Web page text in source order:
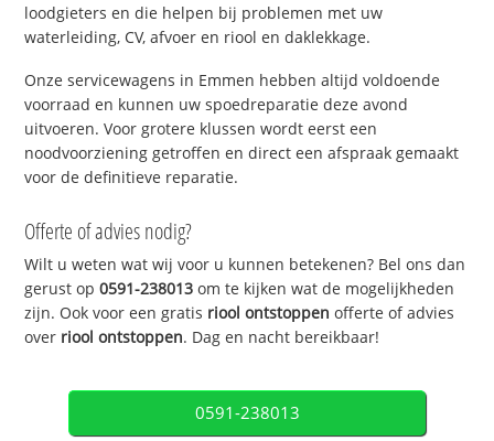
loodgieters en die helpen bij problemen met uw
waterleiding, CV, afvoer en riool en daklekkage.
Onze servicewagens in Emmen hebben altijd voldoende
voorraad en kunnen uw spoedreparatie deze avond
uitvoeren. Voor grotere klussen wordt eerst een
noodvoorziening getroffen en direct een afspraak gemaakt
voor de definitieve reparatie.
Offerte of advies nodig?
Wilt u weten wat wij voor u kunnen betekenen? Bel ons dan
gerust op0591-238013 om te kijken wat de mogelijkheden
zijn. Ook voor een gratis riool ontstoppen offerte of advies
over riool ontstoppen. Dag en nacht bereikbaar!
0591-238013